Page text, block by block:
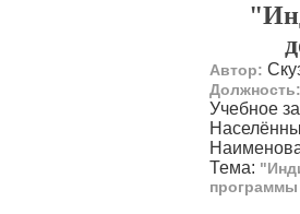
Автор:
Должность:
Учебное
Тема:
программы